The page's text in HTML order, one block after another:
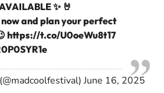
✨ 🤘
and plan your perfect
https://t.co/U0oeWu8t17
June 16, 2025